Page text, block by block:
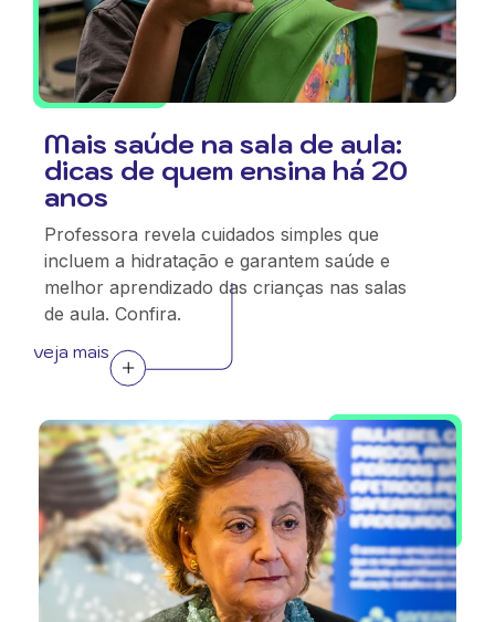
Mais saúde na sala de aula:
dicas de quem ensina há 20
anos
Professora revela cuidados simples que
incluem a hidratação e garantem saúde e
melhor aprendizado das crianças nas salas
de aula. Confira.
veja mais